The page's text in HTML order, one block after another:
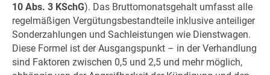
10 Abs. 3 KSchG). Das Bruttomonatsgehalt umfasst alle
regelmäßigen Vergütungsbestandteile inklusive anteiliger
Sonderzahlungen und Sachleistungen wie Dienstwagen.
Diese Formel ist der Ausgangspunkt – in der Verhandlung
sind Faktoren zwischen 0,5 und 2,5 und mehr möglich,